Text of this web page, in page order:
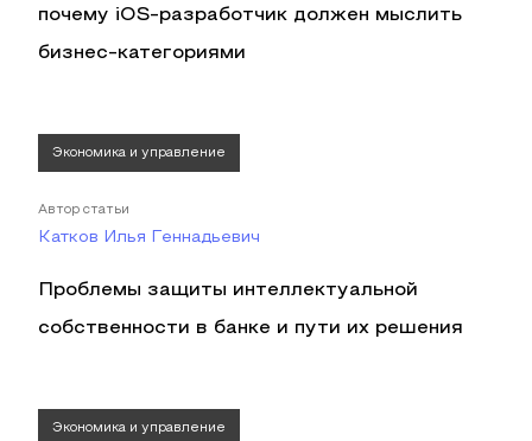
почему iOS-разработчик должен мыслить
бизнес-категориями
Экономика и управление
Автор статьи
Катков Илья Геннадьевич
Проблемы защиты интеллектуальной
собственности в банке и пути их решения
Экономика и управление